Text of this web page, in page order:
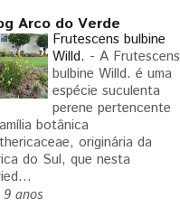
Arco do Verde
Frutescens bulbine
Willd. - A Frutescens
bulbine Willd. é uma
espécie suculenta
perene pertencente
botânica
originária da
do Sul, que nesta
anos